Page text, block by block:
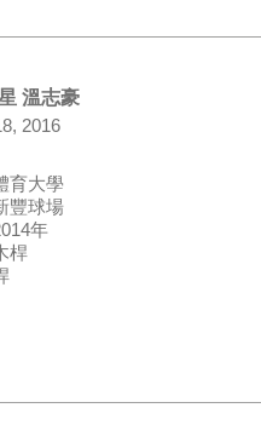
溫志豪
2016
育大學
豐球場
年
桿